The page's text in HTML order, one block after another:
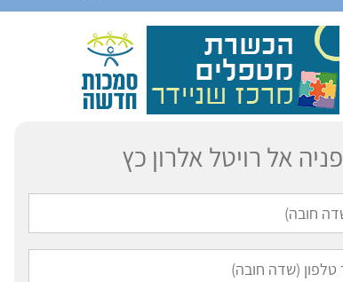
פניה אל רויטל אלרון כץ